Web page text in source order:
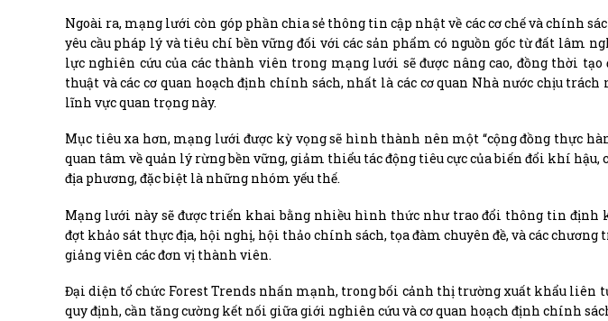
Ngoài ra, mạng lưới còn góp phần chia sẻ thông tin cập nhật về các cơ chế và chính
yêu cầu pháp lý và tiêu chí bền vững đối với các sản phẩm có nguồn gốc từ đất lâm
lực nghiên cứu của các thành viên trong mạng lưới sẽ được nâng cao, đồng thời
thuật và các cơ quan hoạch định chính sách, nhất là các cơ quan Nhà nước chịu
lĩnh vực quan trọng này.
Mục tiêu xa hơn, mạng lưới được kỳ vọng sẽ hình thành nên một “cộng đồng thực
quan tâm về quản lý rừng bền vững, giảm thiểu tác động tiêu cực của biến đổi khí
địa phương, đặc biệt là những nhóm yếu thế.
Mạng lưới này sẽ được triển khai bằng nhiều hình thức như trao đổi thông tin định
đợt khảo sát thực địa, hội nghị, hội thảo chính sách, tọa đàm chuyên đề, và các
giảng viên các đơn vị thành viên.
Đại diện tổ chức Forest Trends nhấn mạnh, trong bối cảnh thị trường xuất khẩu liên
quy định, cần tăng cường kết nối giữa giới nghiên cứu và cơ quan hoạch định chính